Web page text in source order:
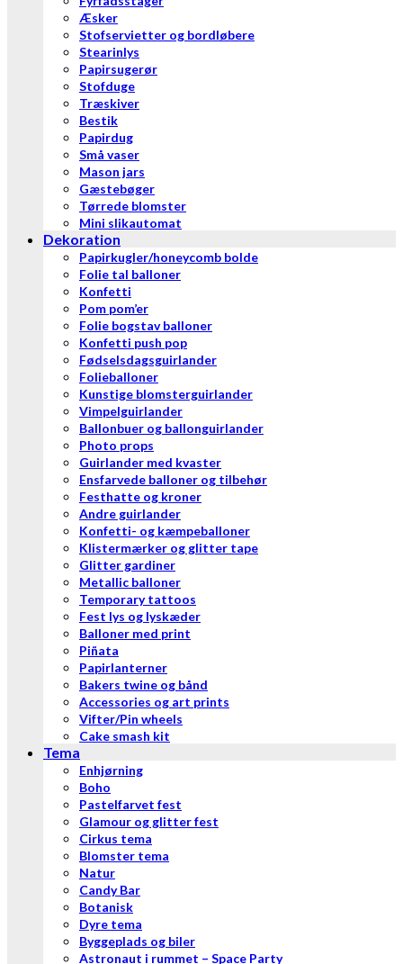
Æsker
Stofservietter og bordløbere
Stearinlys
Papirsugerør
Stofduge
Træskiver
Bestik
Papirdug
Små vaser
Mason jars
Gæstebøger
Tørrede blomster
Mini slikautomat
Dekoration
Papirkugler/honeycomb bolde
Folie tal balloner
Konfetti
Pom pom’er
Folie bogstav balloner
Konfetti push pop
Fødselsdagsguirlander
Folieballoner
Kunstige blomsterguirlander
Vimpelguirlander
Ballonbuer og ballonguirlander
Photo props
Guirlander med kvaster
Ensfarvede balloner og tilbehør
Festhatte og kroner
Andre guirlander
Konfetti- og kæmpeballoner
Klistermærker og glitter tape
Glitter gardiner
Metallic balloner
Temporary tattoos
Fest lys og lyskæder
Balloner med print
Piñata
Papirlanterner
Bakers twine og bånd
Accessories og art prints
Vifter/Pin wheels
Cake smash kit
Tema
Enhjørning
Boho
Pastelfarvet fest
Glamour og glitter fest
Cirkus tema
Blomster tema
Natur
Candy Bar
Botanisk
Dyre tema
Byggeplads og biler
Astronaut i rummet – Space Party